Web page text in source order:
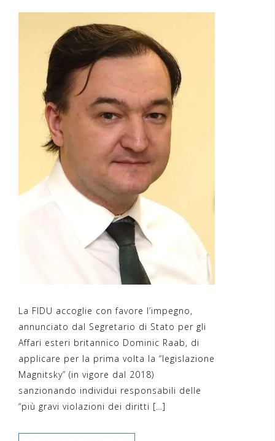
La FIDU accoglie con favore l’impegno,
annunciato dal Segretario di Stato per gli
Affari esteri britannico Dominic Raab, di
applicare per la prima volta la “legislazione
Magnitsky” (in vigore dal 2018)
sanzionando individui responsabili delle
“più gravi violazioni dei diritti […]